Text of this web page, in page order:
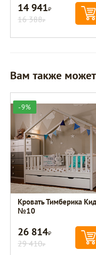
14 941Р
16 388Р
Вам также
-9%
Кровать Тимберика
№10
26 814Р
29 410Р